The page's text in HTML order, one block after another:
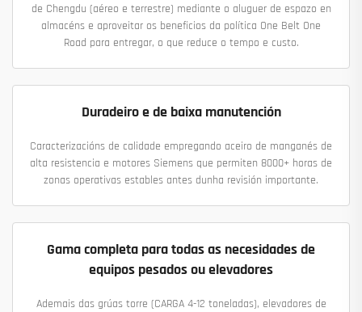
de Chengdu (aéreo e terrestre) mediante o aluguer de espazo en
almacéns e aproveitar os beneficios da política One Belt One
Road para entregar, o que reduce o tempo e custo.
Duradeiro e de baixa manutención
Caracterizacións de calidade empregando aceiro de manganés de
alta resistencia e motores Siemens que permiten 8000+ horas de
zonas operativas estables antes dunha revisión importante.
Gama completa para todas as necesidades de
equipos pesados ou elevadores
Ademais das grúas torre (CARGA 4-12 toneladas), elevadores de